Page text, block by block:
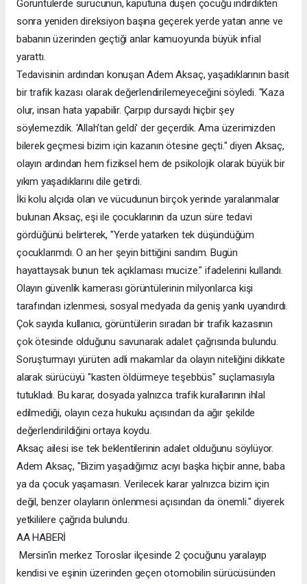
Görüntülerde sürücünün, kaputuna düşen çocuğu indirdikten
sonra yeniden direksiyon başına geçerek yerde yatan anne ve
babanın üzerinden geçtiği anlar kamuoyunda büyük infial
yarattı.
Tedavisinin ardından konuşan Adem Aksaç, yaşadıklarının basit
bir trafik kazası olarak değerlendirilemeyeceğini söyledi. "Kaza
olur, insan hata yapabilir. Çarpıp dursaydı hiçbir şey
söylemezdik. 'Allah'tan geldi' der geçerdik. Ama üzerimizden
bilerek geçmesi bizim için kazanın ötesine geçti." diyen Aksaç,
olayın ardından hem fiziksel hem de psikolojik olarak büyük bir
yıkım yaşadıklarını dile getirdi.
İki kolu alçıda olan ve vücudunun birçok yerinde yaralanmalar
bulunan Aksaç, eşi ile çocuklarının da uzun süre tedavi
gördüğünü belirterek, "Yerde yatarken tek düşündüğüm
çocuklarımdı. O an her şeyin bittiğini sandım. Bugün
hayattaysak bunun tek açıklaması mucize." ifadelerini kullandı.
Olayın güvenlik kamerası görüntülerinin milyonlarca kişi
tarafından izlenmesi, sosyal medyada da geniş yankı uyandırdı.
Çok sayıda kullanıcı, görüntülerin sıradan bir trafik kazasının
çok ötesinde olduğunu savunarak adalet çağrısında bulundu.
Soruşturmayı yürüten adli makamlar da olayın niteliğini dikkate
alarak sürücüyü "kasten öldürmeye teşebbüs" suçlamasıyla
tutukladı. Bu karar, dosyada yalnızca trafik kurallarının ihlal
edilmediği, olayın ceza hukuku açısından da ağır şekilde
değerlendirildiğini ortaya koydu.
Aksaç ailesi ise tek beklentilerinin adalet olduğunu söylüyor.
Adem Aksaç, "Bizim yaşadığımız acıyı başka hiçbir anne, baba
ya da çocuk yaşamasın. Verilecek karar yalnızca bizim için
değil, benzer olayların önlenmesi açısından da önemli." diyerek
yetkililere çağrıda bulundu.
AA HABERİ
Mersin'in merkez Toroslar ilçesinde 2 çocuğunu yaralayıp
kendisi ve eşinin üzerinden geçen otomobilin sürücüsünden